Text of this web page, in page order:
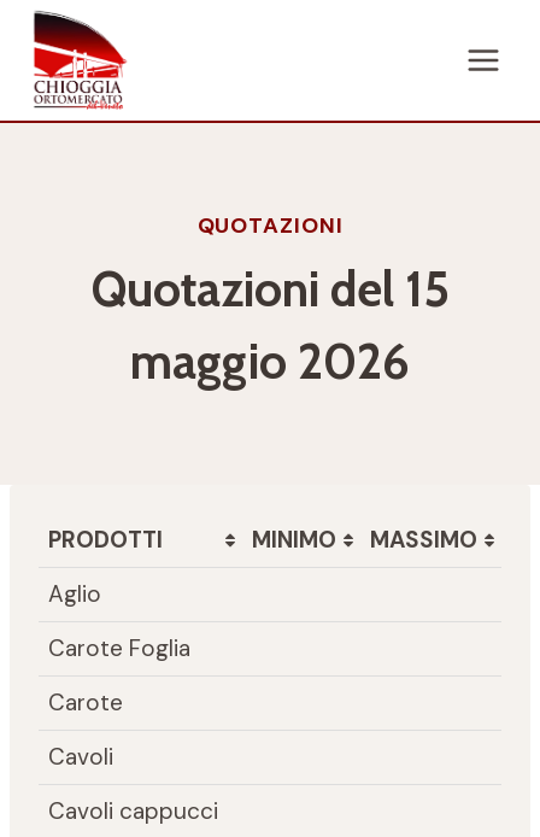
Salta
contenuto
QUOTAZIONI
Quotazioni del 15
maggio 2026
PRODOTTI MINIMO
MASSIMO
Aglio
Carote Foglia
Carote
Cavoli
Cavoli cappucci